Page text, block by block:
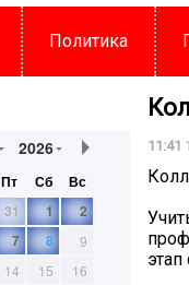
Политика
2026
Пт Сб
Вс
31 1
2
7 8
9
14 15
16
11:41
этап